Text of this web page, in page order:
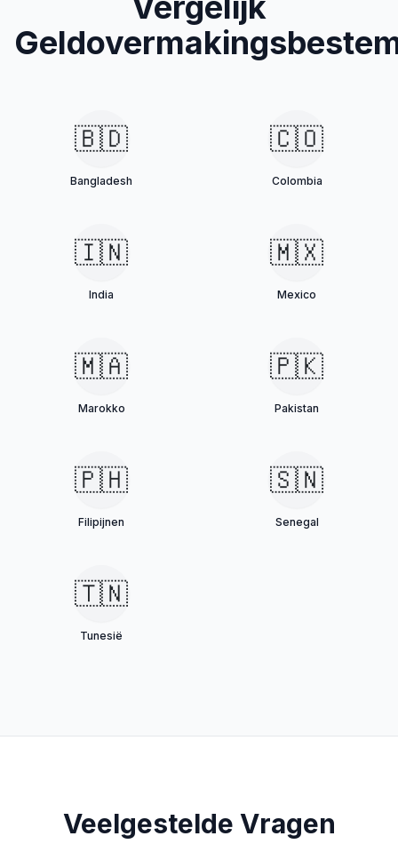
🇧🇩
Bangladesh
🇨🇴
Colombia
🇮🇳
India
🇲🇽
Mexico
🇲🇦
Marokko
🇵🇰
Pakistan
🇵🇭
Filipijnen
🇸🇳
Senegal
🇹🇳
Tunesië
Veelgestelde Vragen